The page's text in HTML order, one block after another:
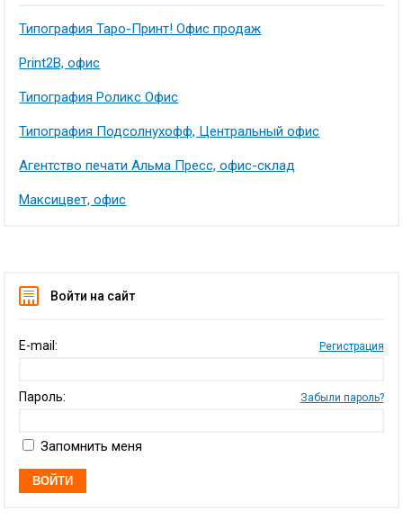
Типография Таро-Принт! Офис продаж
Print2B, офис
Типография Роликс Офис
Типография Подсолнухофф, Центральный офис
Агентство печати Альма Пресс, офис-склад
Максицвет, офис
Войти на сайт
E-mail: Регистрация
Пароль: Забыли пароль?
Запомнить меня